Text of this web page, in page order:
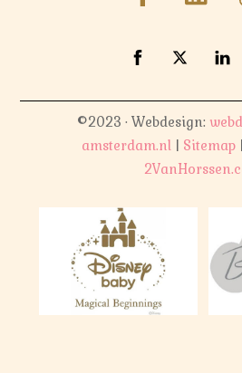
©2023 · Webdesign:
amsterdam.nl| Sitemap|